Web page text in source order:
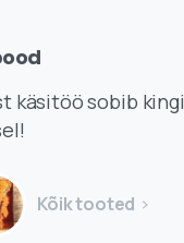
käsitöö sobib
Kõik tooted